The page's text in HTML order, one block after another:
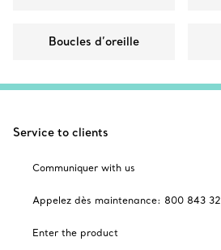
Boucles d’oreille
Service to clients
Communiquer with us
Appelez dès maintenance: 800 843
Enter the product